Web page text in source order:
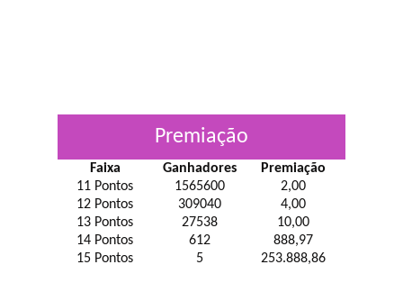
Premiação
Faixa Ganhadores
Premiação
11 Pontos
1565600
2,00
12 Pontos
309040
4,00
13 Pontos
27538
10,00
14 Pontos
612
888,97
15 Pontos
5 253.888,86